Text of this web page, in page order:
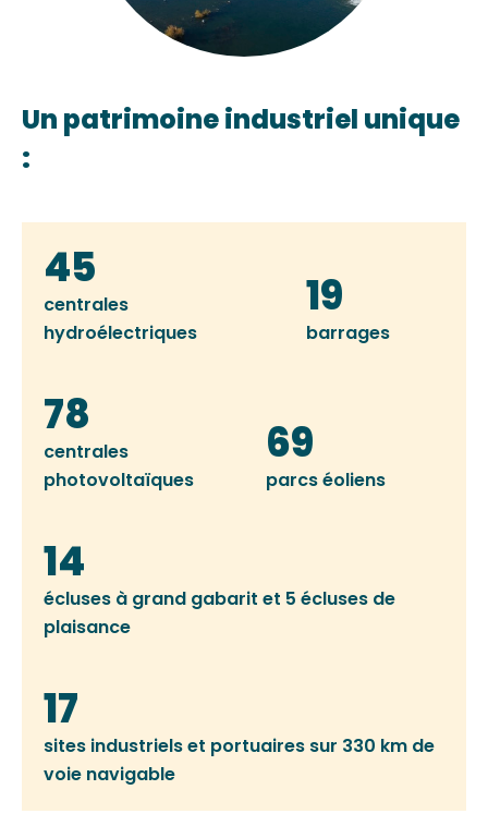
Un patrimoine industriel unique
:
45
centrales
hydroélectriques
19
barrages
78
centrales
photovoltaïques
69
parcs éoliens
14
écluses à grand gabarit et 5 écluses de
plaisance
17
sites industriels et portuaires sur 330 km de
voie navigable